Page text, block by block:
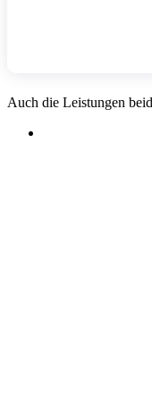
Auch die Leistungen